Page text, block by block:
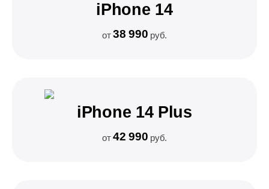
iPhone 14
от38 990 руб.
iPhone 14 Plus
от42 990 руб.